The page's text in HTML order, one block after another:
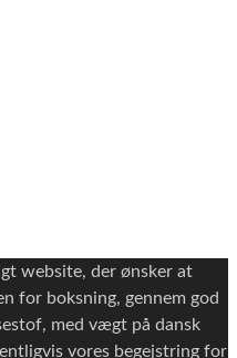
website, der ønsker at
for boksning, gennem god
med vægt på dansk
vores begejstring for